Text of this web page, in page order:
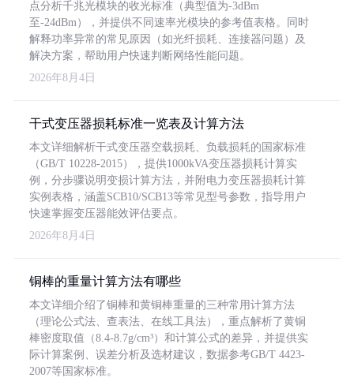
点分析千兆光模块的收光标准（典型值为-3dBm
至-24dBm），并提供不同速率光模块的参考值表格。同时
解释功率异常的常见原因（如光纤损耗、连接器问题）及
解决方案，帮助用户快速判断网络性能问题。
2026年8月4日
干式变压器损耗标准一览表及计算方法
本文详细解析干式变压器空载损耗、负载损耗的国家标准
（GB/T 10228-2015），提供1000kVA变压器损耗计算实
例，分步骤说明变损计算方法，并附电力变压器损耗计算
实例表格，涵盖SCB10/SCB13等常见型号参数，指导用户
快速掌握变压器能效评估要点。
2026年8月4日
铜棒的重量计算方法有哪些
本文详细介绍了铜棒和黄铜棒重量的三种常用计算方法
（理论公式法、查表法、在线工具法），重点解析了黄铜
棒密度取值（8.4-8.7g/cm³）和计算公式的差异，并提供实
际计算案例、误差分析及选材建议，数据参考GB/T 4423-
2007等国家标准。